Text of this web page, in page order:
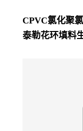
CPVC氯化聚
泰勒花环填料